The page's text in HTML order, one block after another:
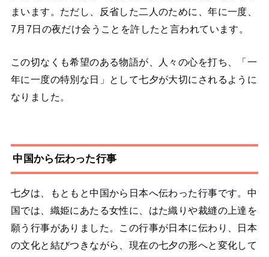
まいます。ただし、反省した二人のために、年に一度、
7月7日の夜だけ会うことを許したと言われています。
この切なくも希望のある物語が、人々の心を打ち、「一
年に一度の特別な日」として七夕が大切にされるように
なりました。
中国から伝わった行事
七夕は、もともと中国から日本へ伝わった行事です。中
国では、織姫にあたる女性に、はた織りや裁縫の上達を
願う行事がありました。この行事が日本に伝わり、日本
の文化と結びつきながら、現在の七夕の形へと変化して